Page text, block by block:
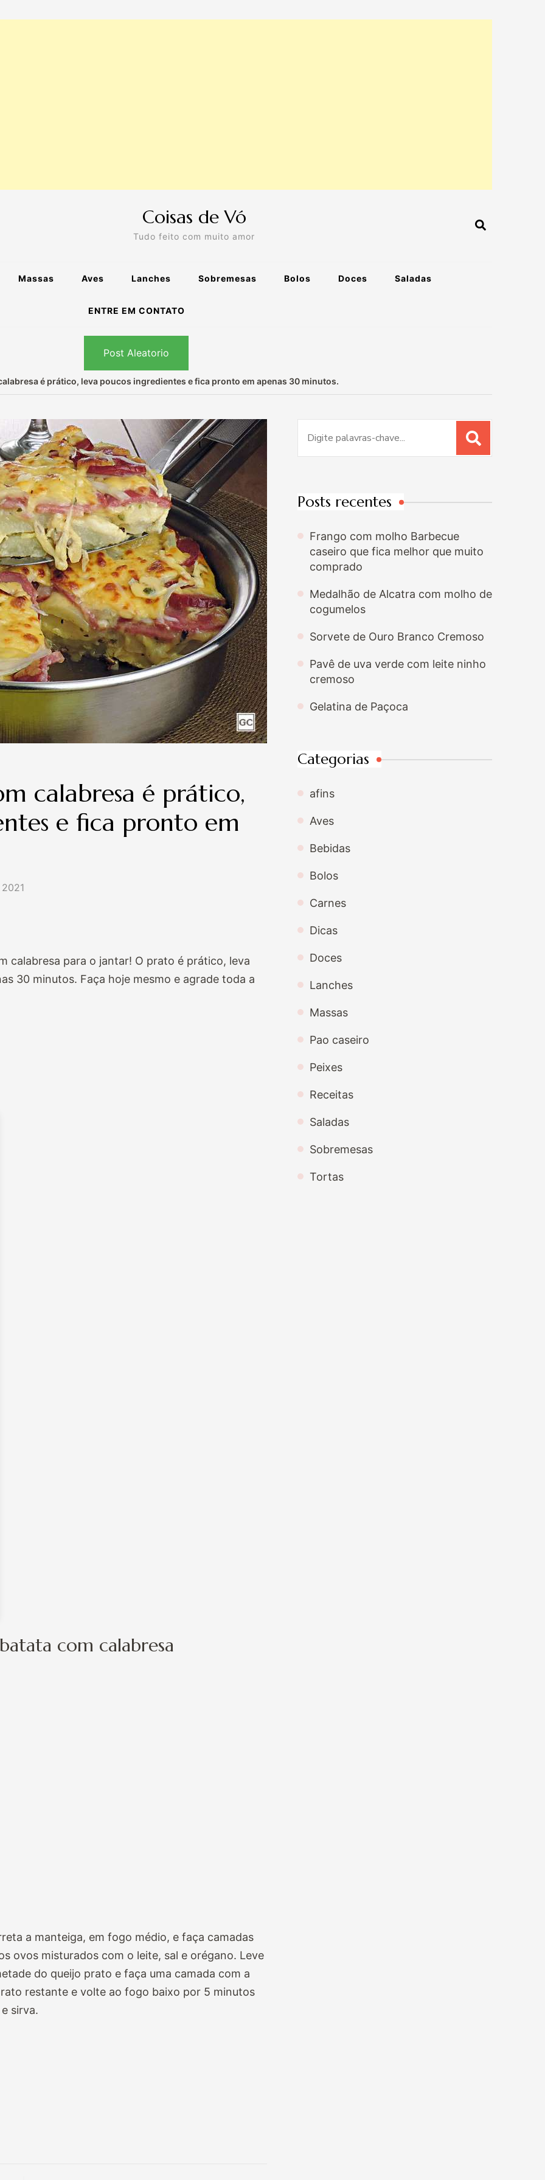
Coisas de Vó
Tudo feito com muito amor
Massas Aves Lanches Sobremesas Bolos Doces Saladas
ENTRE EM CONTATO
Post Aleatorio
é prático, leva poucos ingredientes e fica pronto em apenas 30 minutos.
calabresa é prático,
e fica pronto em
calabresa para o jantar! O prato é prático, leva
30 minutos. Faça hoje mesmo e agrade toda a
com calabresa
a manteiga, em fogo médio, e faça camadas
ovos misturados com o leite, sal e orégano. Leve
do queijo prato e faça uma camada com a
restante e volte ao fogo baixo por 5 minutos
sirva.
por:
Posts recentes
Frango com molho Barbecue
caseiro que fica melhor que muito
comprado
Medalhão de Alcatra com molho de
cogumelos
Sorvete de Ouro Branco Cremoso
Pavê de uva verde com leite ninho
cremoso
Gelatina de Paçoca
Categorias
afins
Aves
Bebidas
Bolos
Carnes
Dicas
Doces
Lanches
Massas
Pao caseiro
Peixes
Receitas
Saladas
Sobremesas
Tortas